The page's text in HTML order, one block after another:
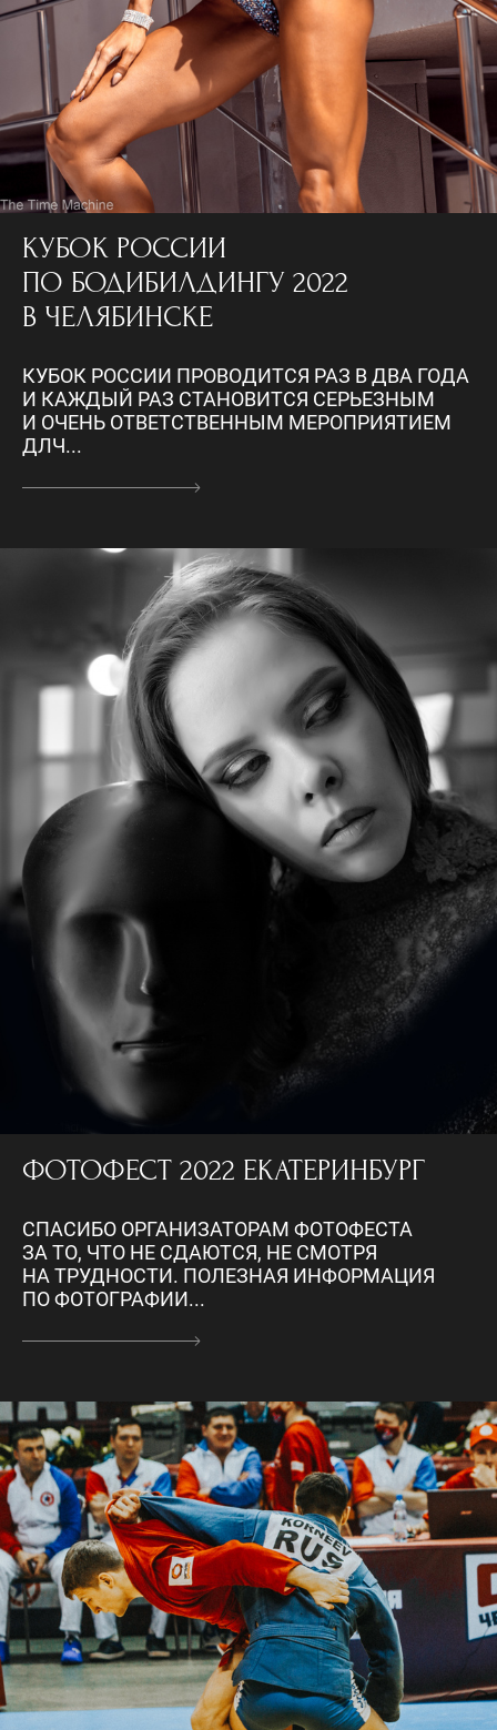
КУБОК РОССИИ
ПО БОДИБИЛДИНГУ 2022
В ЧЕЛЯБИНСКЕ
КУБОК РОССИИ ПРОВОДИТСЯ РАЗ В ДВА ГОДА
И КАЖДЫЙ РАЗ СТАНОВИТСЯ СЕРЬЕЗНЫМ
И ОЧЕНЬ ОТВЕТСТВЕННЫМ МЕРОПРИЯТИЕМ
ДЛЧ...
ФОТОФЕСТ 2022 ЕКАТЕРИНБУРГ
СПАСИБО ОРГАНИЗАТОРАМ ФОТОФЕСТА
ЗА ТО, ЧТО НЕ СДАЮТСЯ, НЕ СМОТРЯ
НА ТРУДНОСТИ. ПОЛЕЗНАЯ ИНФОРМАЦИЯ
ПО ФОТОГРАФИИ...